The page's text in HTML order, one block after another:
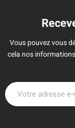
Vous pouvez vous
cela nos